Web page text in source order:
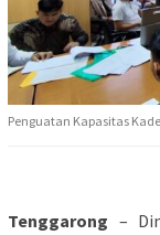
Penguatan Kapasitas
Tenggarong –